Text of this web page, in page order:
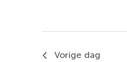
Vorige dag